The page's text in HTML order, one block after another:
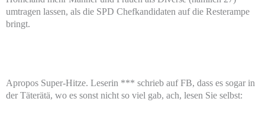
umtragen lassen, als die SPD Chefkandidaten auf die Resterampe
bringt.
Apropos Super-Hitze. Leserin *** schrieb auf FB, dass es sogar in
der Täterätä, wo es sonst nicht so viel gab, ach, lesen Sie selbst: